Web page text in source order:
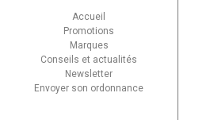
Accueil
Promotions
Marques
Conseils et actualités
Newsletter
Envoyer son ordonnance